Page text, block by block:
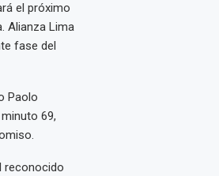
el próximo
Alianza Lima
fase del
Paolo
69,
reconocido